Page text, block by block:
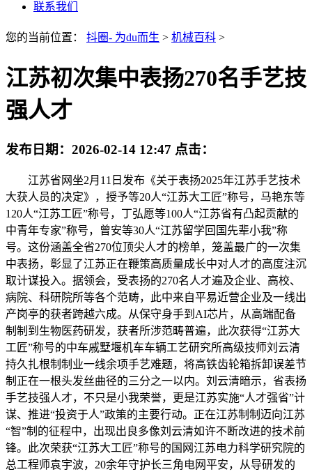
联系我们
您的当前位置： 抖圈- 为du而生 > 机械百科 >
江苏初次集中表扬270名手艺技
强人才
发布日期： 2026-02-14 12:47 点击：
江苏省网坐2月11日发布《关于表扬2025年江苏手艺技术
大获人员的决定》，授予等20人“江苏大工匠”称号，马艳东等
120人“江苏工匠”称号，丁弘愿等100人“江苏省有凸起贡献的
中青年专家”称号，曾安等30人“江苏留学回国先辈小我”称
号。这份涵盖全省270位顶尖人才的榜单，笼盖最广的一次集
中表扬，彰显了江苏正在鞭策高质量成长中对人才的高度注沉
取计谋投入。据领会，受表扬的270名人才遍及企业、高校、
病院、科研院所等各个范畴，此中来自平易近营企业及一线出
产岗亭的获者跨越六成。从保守身手到AI芯片，从高端配备
制制到生物医药研发，获者所涉范畴普遍，此次获得“江苏大
工匠”称号的中车戚墅堰机车车辆工艺研究所高级技师刘云清
持久扎根制制业一线余项手艺难题，将高铁齿轮箱拆卸误差节
制正在一根头发丝曲径的三分之一以内。刘云清暗示，省表扬
手艺技强人才，不只是小我荣誉，更是江苏实施“人才强省”计
谋、推进“投资于人”政策的主要行动。正在江苏制制迈向江苏
“智”制的征程中，出现出良多像刘云清如许不断改进的技术前
锋。此次荣获“江苏大工匠”称号的国网江苏电力科学研究院的
总工程师袁宇波，20余年守护长三角电网平安，从导研发的